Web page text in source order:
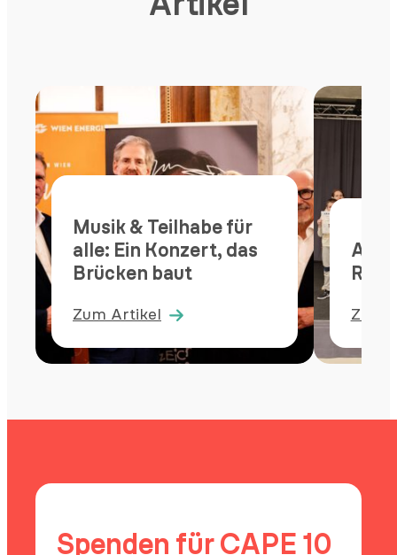
Musik & Teilhabe für
alle: Ein Konzert, das
Brücken baut
Zum Artikel
:
Musik
&
Konzert,
baut
Auf
Zum
:
Auf
in
Spenden für CAPE 10